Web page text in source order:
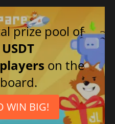
prize pool of
on the
WIN BIG!